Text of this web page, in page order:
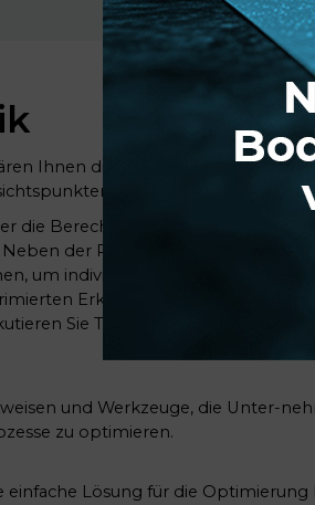
Ihnen die Vorgehensweise für
die Berechnung der Kanban-
der Präsentation bietet sich
um individuelle Themen zu
Erkenntnissen Anderer,
Sie Trends und Fragen und
und Werkzeuge, die Unter-
zu optimieren.
einfache Lösung für die